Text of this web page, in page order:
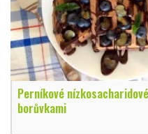
Perníkové
borůvkami